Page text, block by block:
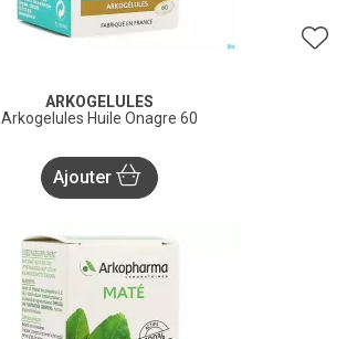
ARKOGELULES
Arkogelules Huile Onagre 60
Ajouter